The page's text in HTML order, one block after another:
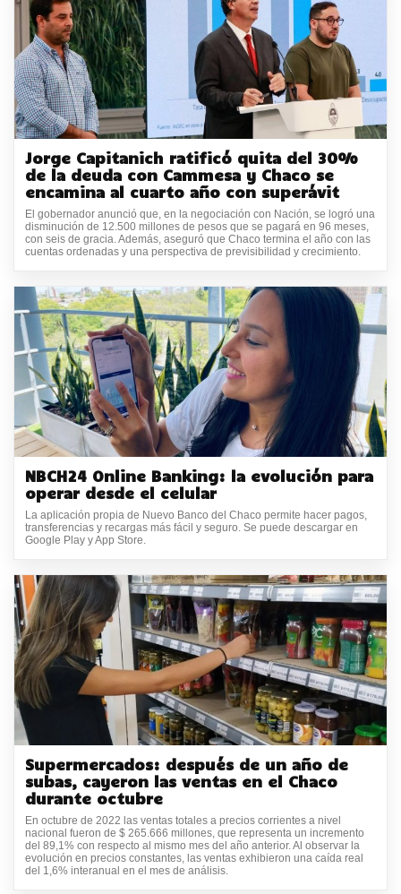
Jorge Capitanich ratificó quita del 30%
de la deuda con Cammesa y Chaco se
encamina al cuarto año con superávit
El gobernador anunció que, en la negociación con Nación, se logró una
disminución de 12.500 millones de pesos que se pagará en 96 meses,
con seis de gracia. Además, aseguró que Chaco termina el año con las
cuentas ordenadas y una perspectiva de previsibilidad y crecimiento.
NBCH24 Online Banking: la evolución para
operar desde el celular
La aplicación propia de Nuevo Banco del Chaco permite hacer pagos,
transferencias y recargas más fácil y seguro. Se puede descargar en
Google Play y App Store.
Supermercados: después de un año de
subas, cayeron las ventas en el Chaco
durante octubre
En octubre de 2022 las ventas totales a precios corrientes a nivel
nacional fueron de $ 265.666 millones, que representa un incremento
del 89,1% con respecto al mismo mes del año anterior. Al observar la
evolución en precios constantes, las ventas exhibieron una caída real
del 1,6% interanual en el mes de análisis.